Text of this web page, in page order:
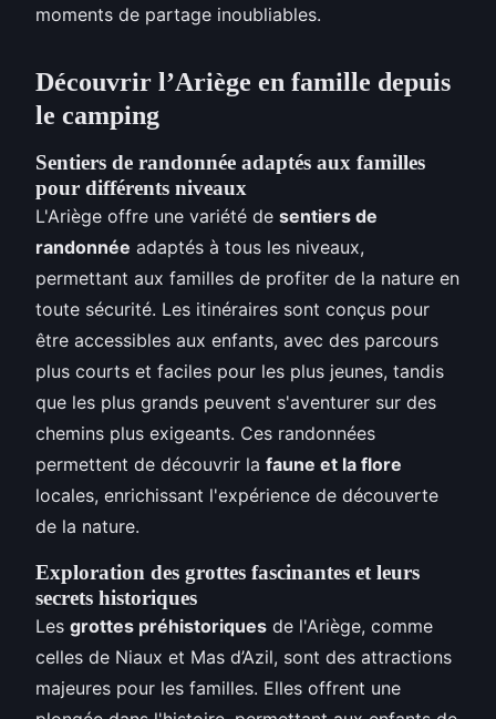
moments de partage inoubliables.
Découvrir l’Ariège en famille depuis
le camping
Sentiers de randonnée adaptés aux familles
pour différents niveaux
L'Ariège offre une variété de sentiers de
randonnée adaptés à tous les niveaux,
permettant aux familles de profiter de la nature en
toute sécurité. Les itinéraires sont conçus pour
être accessibles aux enfants, avec des parcours
plus courts et faciles pour les plus jeunes, tandis
que les plus grands peuvent s'aventurer sur des
chemins plus exigeants. Ces randonnées
permettent de découvrir la faune et la flore
locales, enrichissant l'expérience de découverte
de la nature.
Exploration des grottes fascinantes et leurs
secrets historiques
Les grottes préhistoriques de l'Ariège, comme
celles de Niaux et Mas d’Azil, sont des attractions
majeures pour les familles. Elles offrent une